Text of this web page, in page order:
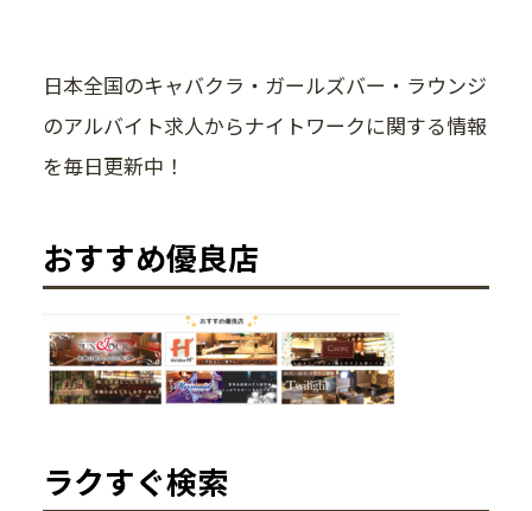
日本全国のキャバクラ・ガールズバー・ラウンジ
のアルバイト求人からナイトワークに関する情報
を毎日更新中！
おすすめ優良店
ラクすぐ検索